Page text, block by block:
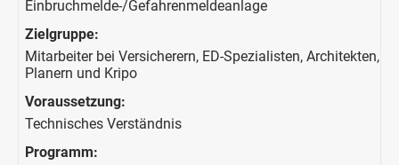
Einbruchmelde-/Gefahrenmeldeanlage
Zielgruppe:
Mitarbeiter bei Versicherern, ED-Spezialisten, Architekten,
Planern und Kripo
Voraussetzung:
Technisches Verständnis
Programm: